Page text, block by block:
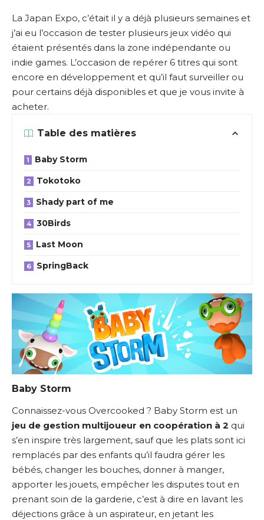
La Japan Expo, c’était il y a déjà plusieurs semaines et
j’ai eu l’occasion de tester plusieurs jeux vidéo qui
étaient présentés dans la zone indépendante ou
indie games. L’occasion de repérer 6 titres qui sont
encore en développement et qu’il faut surveiller ou
pour certains déjà disponibles et que je vous invite à
acheter.
Table des matières
Baby Storm
Tokotoko
Shady part of me
30Birds
Last Moon
SpringBack
Baby Storm
Connaissez-vous Overcooked ? Baby Storm est un
jeu de gestion multijoueur en coopération à 2 qui
s’en inspire très largement, sauf que les plats sont ici
remplacés par des enfants qu’il faudra gérer les
bébés, changer les bouches, donner à manger,
apporter les jouets, empêcher les disputes tout en
prenant soin de la garderie, c’est à dire en lavant les
déjections grâce à un aspirateur, en jetant les